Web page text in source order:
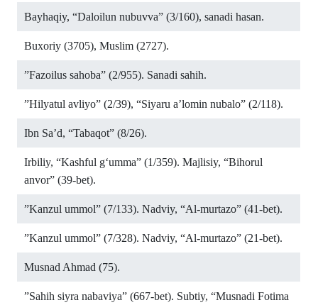
Bayhaqiy, “Daloilun nubuvva” (3/160), sanadi hasan.
Buxoriy (3705), Muslim (2727).
”Fazoilus sahoba” (2/955). Sanadi sahih.
”Hilyatul avliyo” (2/39), “Siyaru a’lomin nubalo” (2/118).
Ibn Sa’d, “Tabaqot” (8/26).
Irbiliy, “Kashful g‘umma” (1/359). Majlisiy, “Bihorul
anvor” (39-bet).
”Kanzul ummol” (7/133). Nadviy, “Al-murtazo” (41-bet).
”Kanzul ummol” (7/328). Nadviy, “Al-murtazo” (21-bet).
Musnad Ahmad (75).
”Sahih siyra nabaviya” (667-bet). Subtiy, “Musnadi Fotima